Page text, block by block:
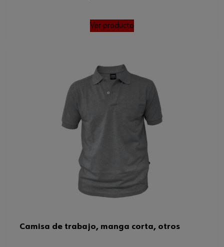
Ver producto
Camisa de trabajo, manga corta, otros